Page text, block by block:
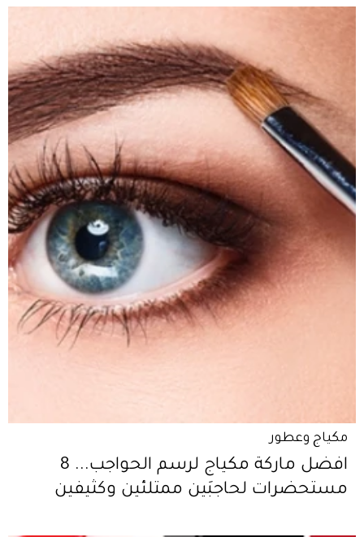
مكياج وعطور
افضل ماركة مكياج لرسم الحواجب... 8
مستحضرات لحاجبَين ممتلئين وكثيفين